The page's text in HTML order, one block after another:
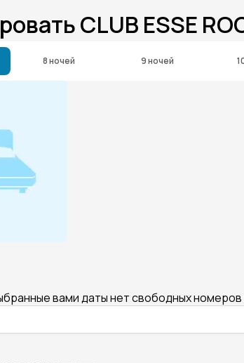
CLUB ESSE
8 ночей 9 ночей
вами даты нет свободных номеров